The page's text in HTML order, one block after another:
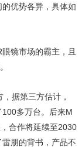
优势各异，具体如
镜市场的霸主，且
据第三方估计，
多万台。后来M
合作将延续至2030
朋的背书，产品不